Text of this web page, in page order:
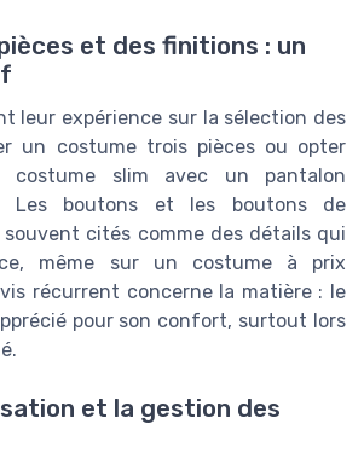
et des finitions : un
leur expérience sur la sélection des
un costume trois pièces ou opter
costume slim avec un pantalon
Les boutons et les boutons de
cités comme des détails qui
même sur un costume à prix
récurrent concerne la matière : le
pour son confort, surtout lors
et la gestion des